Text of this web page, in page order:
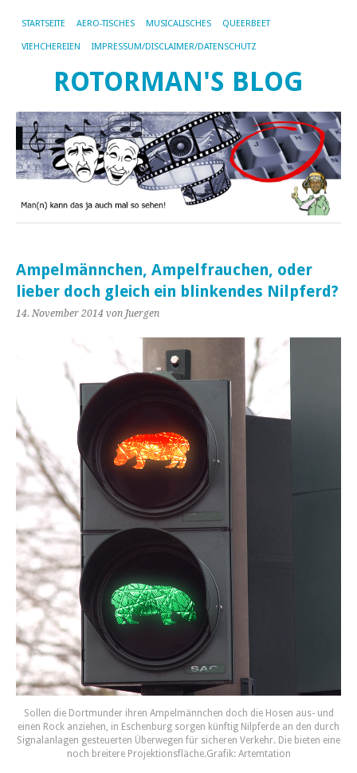
STARTSEITE AERO-TISCHES MUSICALISCHES QUEERBEET
VIEHCHEREIEN IMPRESSUM/DISCLAIMER/DATENSCHUTZ
ROTORMAN'S BLOG
Ampelmännchen, Ampelfrauchen, oder
lieber doch gleich ein blinkendes Nilpferd?
14. November 2014 von Juergen
Sollen die Dortmunder ihren Ampelmännchen doch die Hosen aus- und
einen Rock anziehen, in Eschenburg sorgen künftig Nilpferde an den durch
Signalanlagen gesteuerten Überwegen für sicheren Verkehr. Die bieten eine
noch breitere Projektionsfläche.Grafik: Artemtation